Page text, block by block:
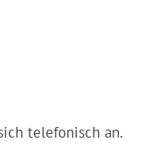
telefonisch an.